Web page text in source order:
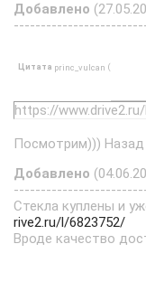
Добавлено
Цитата princ_vulcan (
https://
Посмотрим))) Назад
Добавлено
Стекла куплены и
rive2.ru/l/6823752/
Вроде качество